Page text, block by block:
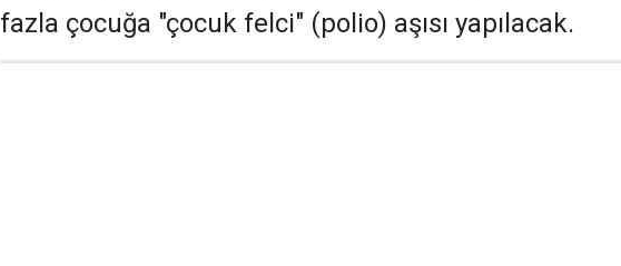
fazla çocuğa "çocuk felci" (polio) aşısı yapılacak.